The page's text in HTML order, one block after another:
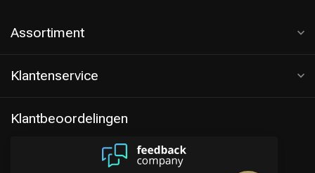
Assortiment
Klantenservice
Klantbeoordelingen